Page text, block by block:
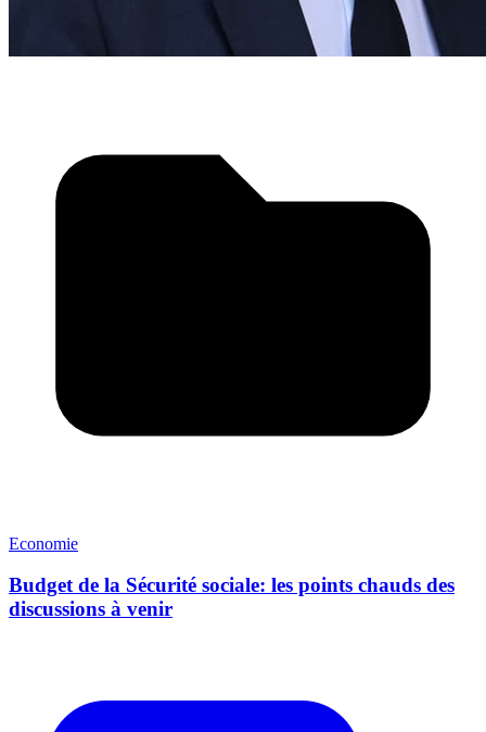
Economie
Budget de la Sécurité sociale: les points chauds des
discussions à venir